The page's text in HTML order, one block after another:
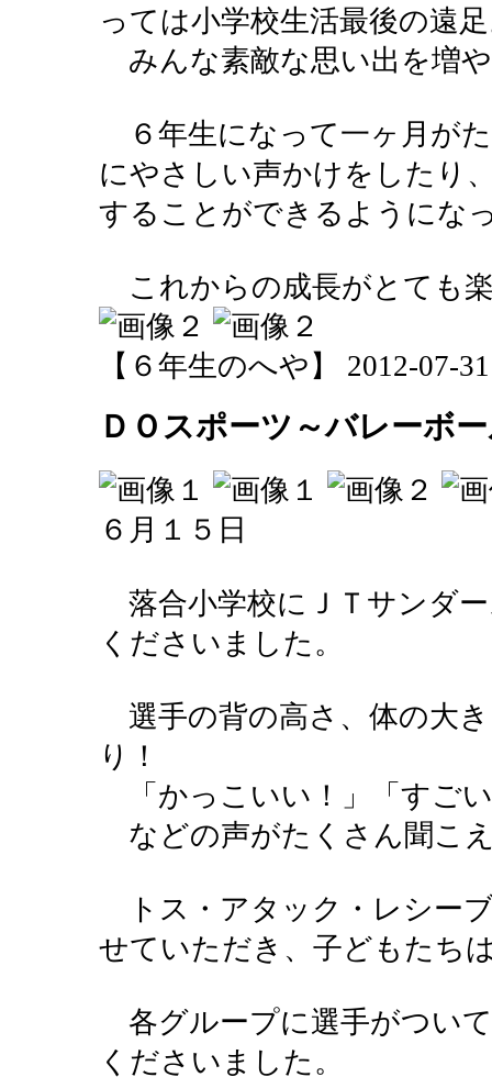
っては小学校生活最後の遠
みんな素敵な思い出を増
６年生になって一ヶ月が
にやさしい声かけをしたり
することができるようにな
これからの成長がとても
【６年生のへや】 2012-07-
ＤＯスポーツ～バレーボ
６月１５日
落合小学校にＪＴサンダ
くださいました。
選手の背の高さ、体の大
り！
「かっこいい！」「すご
などの声がたくさん聞こ
トス・アタック・レシー
せていただき、子どもたち
各グループに選手がつい
くださいました。